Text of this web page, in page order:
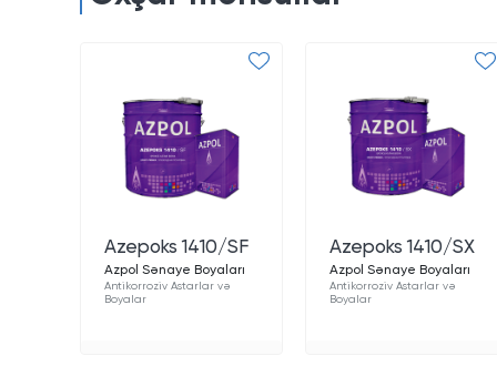
Azepoks 1410/SF
Azpol Sənaye Boyaları
Antikorroziv Astarlar və
Boyalar
Azepoks 1410/SX
Azpol Sənaye Boyaları
Antikorroziv Astarlar və
Boyalar